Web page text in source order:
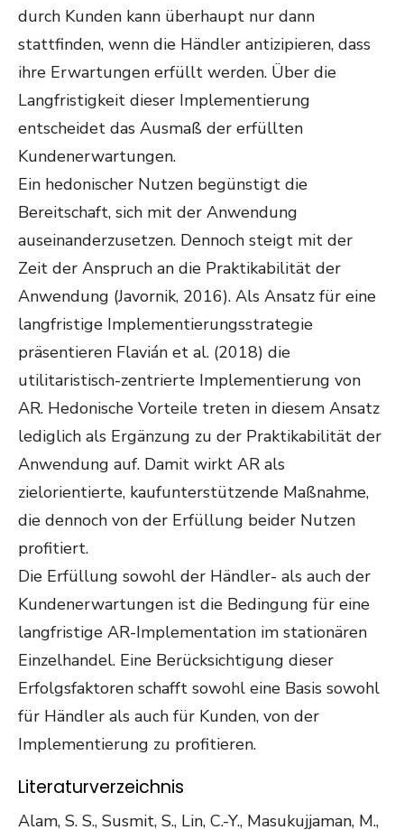
durch Kunden kann überhaupt nur dann
stattfinden, wenn die Händler antizipieren, dass
ihre Erwartungen erfüllt werden. Über die
Langfristigkeit dieser Implementierung
entscheidet das Ausmaß der erfüllten
Kundenerwartungen.
Ein hedonischer Nutzen begünstigt die
Bereitschaft, sich mit der Anwendung
auseinanderzusetzen. Dennoch steigt mit der
Zeit der Anspruch an die Praktikabilität der
Anwendung (Javornik, 2016). Als Ansatz für eine
langfristige Implementierungsstrategie
präsentieren Flavián et al. (2018) die
utilitaristisch-zentrierte Implementierung von
AR. Hedonische Vorteile treten in diesem Ansatz
lediglich als Ergänzung zu der Praktikabilität der
Anwendung auf. Damit wirkt AR als
zielorientierte, kaufunterstützende Maßnahme,
die dennoch von der Erfüllung beider Nutzen
profitiert.
Die Erfüllung sowohl der Händler- als auch der
Kundenerwartungen ist die Bedingung für eine
langfristige AR-Implementation im stationären
Einzelhandel. Eine Berücksichtigung dieser
Erfolgsfaktoren schafft sowohl eine Basis sowohl
für Händler als auch für Kunden, von der
Implementierung zu profitieren.
Literaturverzeichnis
Alam, S. S., Susmit, S., Lin, C.-Y., Masukujjaman, M.,